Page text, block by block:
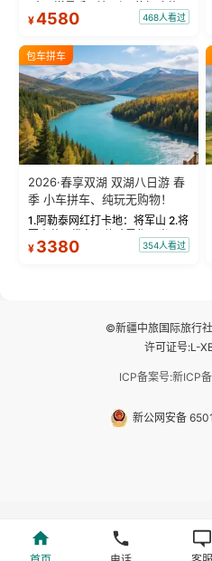
“大西洋最后一滴眼泪”的极致蔚
蓝。 赛湖旅拍：甄选多款风格服
绝美瞬间。 赛湖坦克300跟车视
频：专业摄影师...
¥4580 468人看过
包车拼车
2026·春享双湖 双湖八日游 春
季 小车拼车、纯玩无购物！
1.阿勒泰网红打卡地：将军山 2.将
军山落日缆车，体验雪都风光 3.
将军山，夕阳派对，蹦迪party 4.
¥ 3380 354人看过
©新疆中旅国际旅行
许可证号:L-
ICP备案号:新ICP
新公网安备